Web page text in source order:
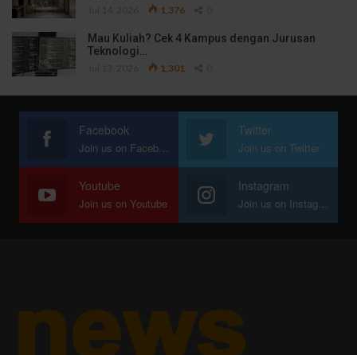
1,376
Mau Kuliah? Cek 4 Kampus dengan Jurusan
Teknologi…
1,301
Facebook
Join us on Facebook
Twitter
Join us on Twitter
Youtube
Join us on Youtube
Instagram
Join us on Instagram